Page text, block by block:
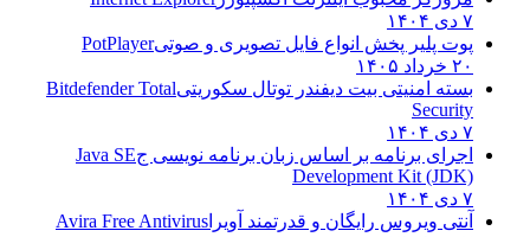
۷ دی ۱۴۰۴
پوت پلیر پخش انواع فایل تصویری و صوتیPotPlayer
۲۰ خرداد ۱۴۰۵
بسته امنیتی بیت دیفندر توتال سکوریتیBitdefender Total
Security
۷ دی ۱۴۰۴
اجرای برنامه بر اساس زبان برنامه نویسی جJava SE
Development Kit (JDK)
۷ دی ۱۴۰۴
آنتی ویروس رایگان و قدرتمند آویرا Avira Free Antivirus